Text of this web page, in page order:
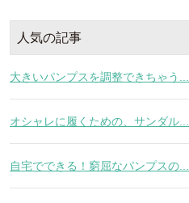
人気の記事
大きいパンプスを調整できちゃう...
オシャレに履くための、サンダル...
自宅でできる！窮屈なパンプスの...